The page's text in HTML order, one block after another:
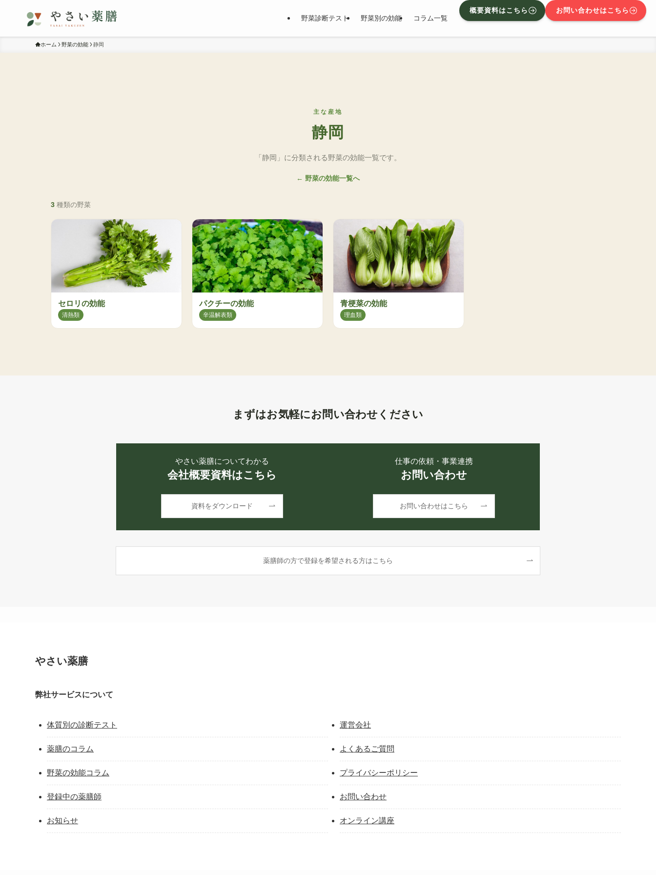
野菜診断テスト 野菜別の効能 コラム一覧
概要資料はこちら お問い合わせはこちら
ホーム 野菜の効能 静岡
主な産地
静岡
「静岡」に分類される野菜の効能一覧です。
← 野菜の効能一覧へ
3 種類の野菜
セロリの効能
清熱類
パクチーの効能
辛温解表類
青梗菜の効能
理血類
まずはお気軽にお問い合わせください
やさい薬膳についてわかる
会社概要資料はこちら
資料をダウンロード
仕事の依頼・事業連携
お問い合わせ
お問い合わせはこちら
薬膳師の方で登録を希望される方はこちら
やさい薬膳
弊社サービスについて
体質別の診断テスト
薬膳のコラム
野菜の効能コラム
登録中の薬膳師
お知らせ
運営会社
よくあるご質問
プライバシーポリシー
お問い合わせ
オンライン講座